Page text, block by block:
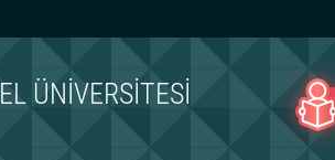
ÜNIVERSITESI